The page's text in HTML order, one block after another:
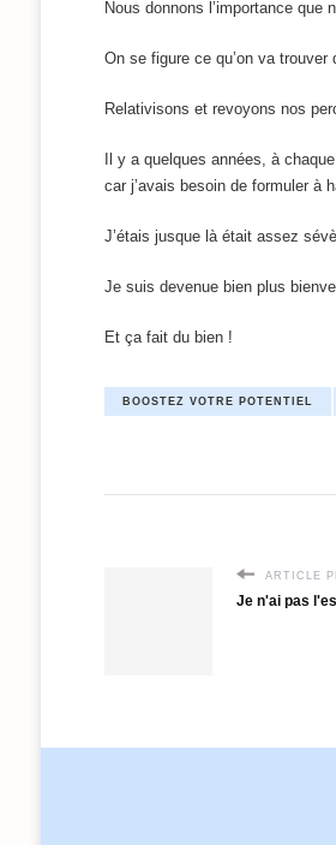
Nous donnons l’importance
On se figure ce qu’on va
Relativisons et revoyons nos
Il y a quelques années, à
car j’avais besoin de formuler à
J’étais jusque là était assez
Je suis devenue bien plus
Et ça fait du bien !
BOOSTEZ VOTRE POTENTIEL
ARTICLE
Je n'ai pas